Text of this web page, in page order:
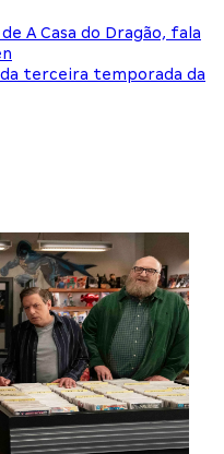
A Casa do Dragão, fala
terceira temporada da